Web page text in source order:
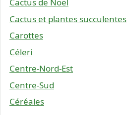
Cactus et plantes succulentes
Carottes
Céleri
Centre-Nord-Est
Centre-Sud
Céréales